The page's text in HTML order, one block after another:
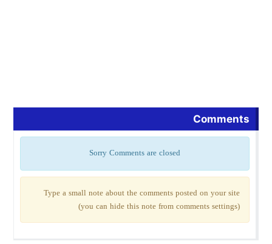
Comments
Sorry Comments are closed
Type a small note about the comments posted on your site
(you can hide this note from comments settings)